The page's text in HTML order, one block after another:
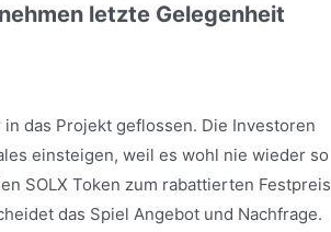
letzte Gelegenheit
das Projekt geflossen. Die Investoren
einsteigen, weil es wohl nie wieder so
SOLX Token zum rabattierten Festpreis
das Spiel Angebot und Nachfrage.